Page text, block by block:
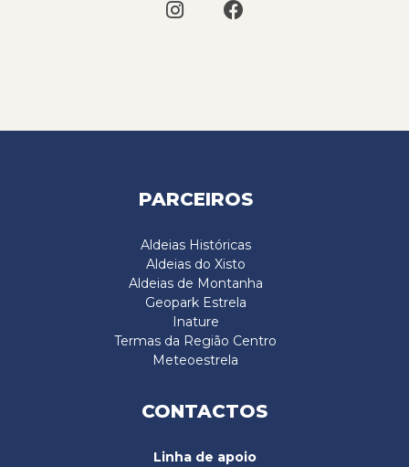
PARCEIROS
Aldeias Históricas
Aldeias do Xisto
Aldeias de Montanha
Geopark Estrela
Inature
Termas da Região Centro
Meteoestrela
CONTACTOS
Linha de apoio